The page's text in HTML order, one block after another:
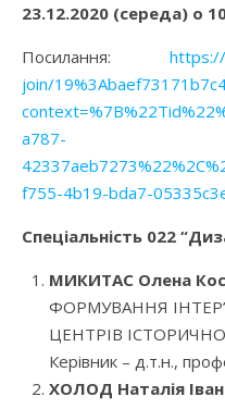
23.12.2020 (середа) о
Посилання:
join/
a787-
f755-4b19-bda7-
Спеціальність 022
МИКИТАС Олена
ФОРМУВАННЯ
ЦЕНТРІВ
Керівник – д.т.н.,
ХОЛОД Наталія